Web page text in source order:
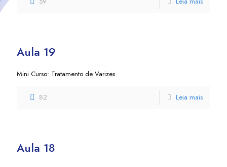
Aula 19
Mini Curso: Tratamento de Varizes
82 Leia mais
Aula 18